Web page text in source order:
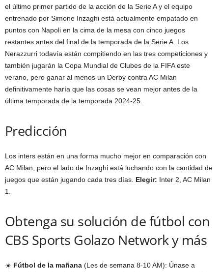
el último primer partido de la acción de la Serie A y el equipo
entrenado por Simone Inzaghi está actualmente empatado en
puntos con Napoli en la cima de la mesa con cinco juegos
restantes antes del final de la temporada de la Serie A. Los
Nerazzurri todavía están compitiendo en las tres competiciones y
también jugarán la Copa Mundial de Clubes de la FIFA este
verano, pero ganar al menos un Derby contra AC Milan
definitivamente haría que las cosas se vean mejor antes de la
última temporada de la temporada 2024-25.
Predicción
Los inters están en una forma mucho mejor en comparación con
AC Milan, pero el lado de Inzaghi está luchando con la cantidad de
juegos que están jugando cada tres días. Elegir: Inter 2, AC Milan
1.
Obtenga su solución de fútbol con
CBS Sports Golazo Network y más
☀️ Fútbol de la mañana (Les de semana 8-10 AM): Únase a